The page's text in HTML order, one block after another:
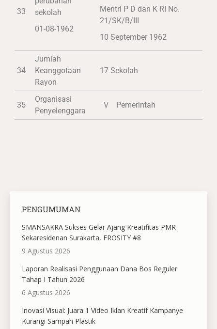
33
sekolah
01-08-1962
Mentri P D dan K RI No.
21/SK/B/III
10 September 1962
34
Jumlah
Keanggotaan
Rayon
17 Sekolah
35
Organisasi
Penyelenggara
V Pemerintah
PENGUMUMAN
SMANSAKRA Sukses Gelar Ajang Kreatifitas PMR
Sekaresidenan Surakarta, FROSITY #8
9 Agustus 2026
Laporan Realisasi Penggunaan Dana Bos Reguler
Tahap I Tahun 2026
6 Agustus 2026
Inovasi Visual: Juara 1 Video Iklan Kreatif Kampanye
Kurangi Sampah Plastik